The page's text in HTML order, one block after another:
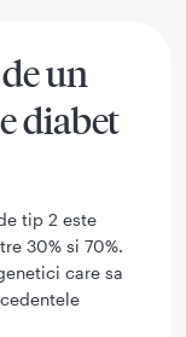
un
diabet
tip 2 este
30% si 70%.
care sa